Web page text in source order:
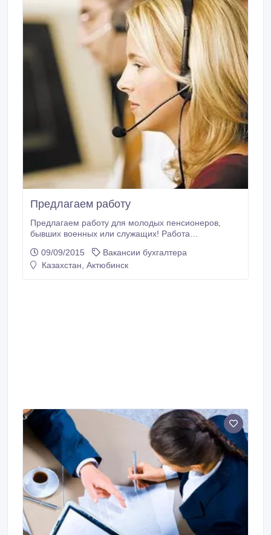
Предлагаем работу
Предлагаем работу для молодых пенсионеров,
бывших военных или служащих! Работа
работа с персоналом, решение организационных
вопросов в офисе, работа с клиентами, проведение
09/09/2015
Вакансии бухгалтера
Казахстан, Актюбинск